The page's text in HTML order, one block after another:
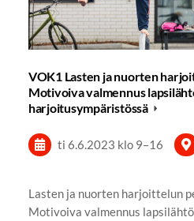
VOK1 Lasten ja nuorten
Motivoiva valmennus
harjoitusympäristössä
ti 6.6.2023 klo 9–16
Lasten ja nuorten harjoittelun
Motivoiva valmennus